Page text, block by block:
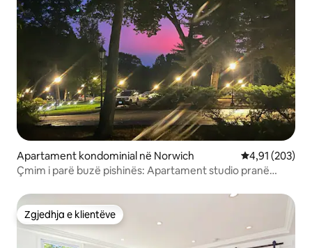
Apartament kondominial në Norwich Vlerësimi
4,91 (203)
Çmim i parë buzë pishinës: Apartament studio pranë
Zgjedhja e klientëve
Zgjedhja e klientëve